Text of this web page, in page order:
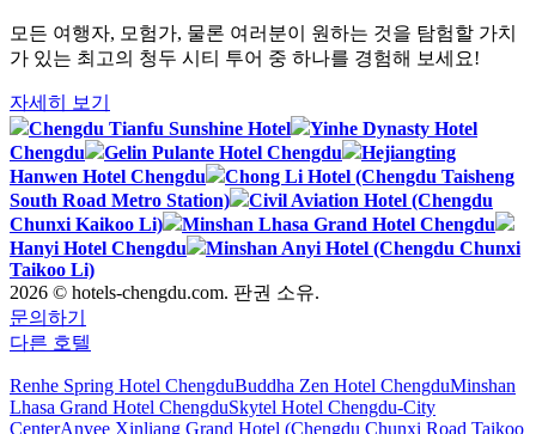
모든 여행자, 모험가, 물론 여러분이 원하는 것을 탐험할 가치
가 있는 최고의 청두 시티 투어 중 하나를 경험해 보세요!
자세히 보기
Chengdu Tianfu Sunshine Hotel
Yinhe Dynasty Hotel
Chengdu
Gelin Pulante Hotel Chengdu
Hejiangting
Hanwen Hotel Chengdu
Chong Li Hotel (Chengdu Taisheng
South Road Metro Station)
Civil Aviation Hotel (Chengdu
Chunxi Kaikoo Li)
Minshan Lhasa Grand Hotel Chengdu
Hanyi Hotel Chengdu
Minshan Anyi Hotel (Chengdu Chunxi
Taikoo Li)
2026 © hotels-chengdu.com. 판권 소유.
문의하기
다른 호텔
Renhe Spring Hotel ChengduBuddha Zen Hotel ChengduMinshan
Lhasa Grand Hotel ChengduSkytel Hotel Chengdu-City
CenterAnyee Xinliang Grand Hotel (Chengdu Chunxi Road Taikoo